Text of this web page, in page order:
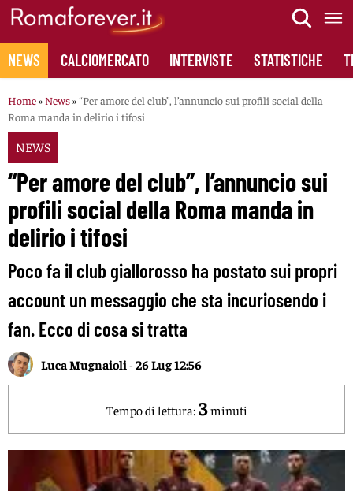
Skip
content
NEWS CALCIOMERCATO INTERVISTE STATISTICHE
Home» News»“Per amore del club”, l’annuncio sui profili social della
Roma manda in delirio i tifosi
NEWS
“Per amore del club”, l’annuncio sui
profili social della Roma manda in
delirio i tifosi
Poco fa il club giallorosso ha postato sui propri
account un messaggio che sta incuriosendo i
fan. Ecco di cosa si tratta
Luca Mugnaioli -26 Lug 12:56
Tempo di lettura: 3minuti